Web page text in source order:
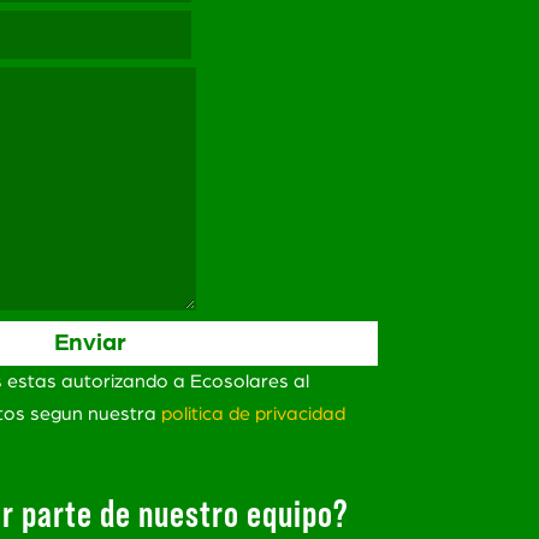
estas autorizando a Ecosolares al
segun nuestra politica de privacidad
parte de nuestro equipo?